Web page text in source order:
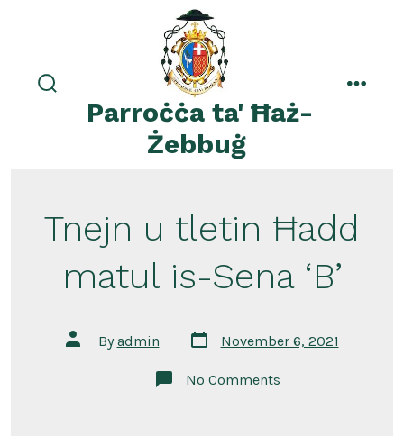
search
toggleParroċċa ta' Ħaż-
Żebbuġ
Tnejn u tletin Ħadd
matul is-Sena ‘B’
Post
author
Byadmin
Post
date
November 6, 2021
No Commentson